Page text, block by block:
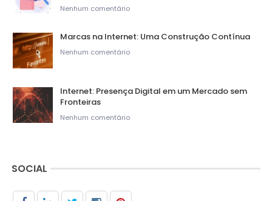
Nenhum comentário
Marcas na Internet: Uma Construção Contínua
Nenhum comentário
Internet: Presença Digital em um Mercado sem
Fronteiras
Nenhum comentário
SOCIAL